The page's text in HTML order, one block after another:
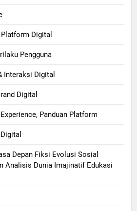
Digital
Pengguna
Interaksi Digital
Digital
Panduan Platform
Depan Fiksi Evolusi Sosial
Analisis Dunia Imajinatif Edukasi